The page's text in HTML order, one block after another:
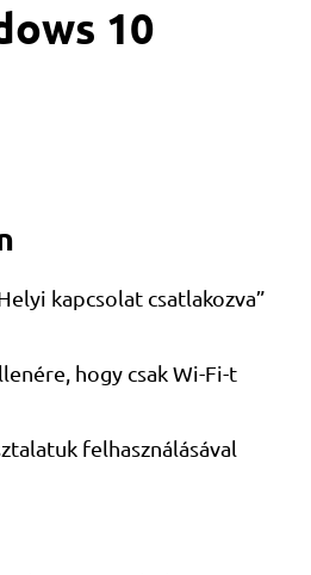
10
kapcsolat csatlakozva”
hogy csak Wi-Fi-t
felhasználásával